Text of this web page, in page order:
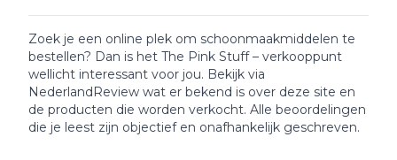
Zoek je een online plek om schoonmaakmiddelen te
bestellen? Dan is het The Pink Stuff – verkooppunt
wellicht interessant voor jou. Bekijk via
NederlandReview wat er bekend is over deze site en
de producten die worden verkocht. Alle beoordelingen
die je leest zijn objectief en onafhankelijk geschreven.